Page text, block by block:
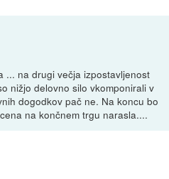
... na drugi večja izpostavljenost
nižjo delovno silo vkomponirali v
dogodkov pač ne. Na koncu bo
na končnem trgu narasla....